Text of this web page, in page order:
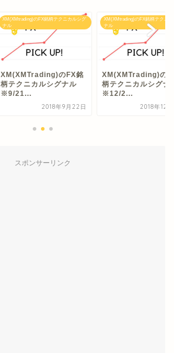
XM(XMtrading)のFX銘柄テクニカルシグ
ナル
XM(XMTrading)のFX銘
柄テクニカルシグナル
※9/21...
2018年9月22日
XM(XMtrading)のFX銘柄テクニ
ナル
XM(XMTrading)の
柄テクニカルシグ
※12/2...
2018年12
スポンサーリンク